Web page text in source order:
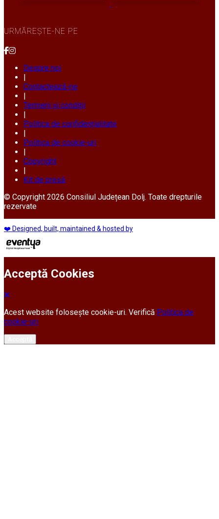
URMĂREȘTE-NE PE
Despre noi
Contactează-ne
Termeni și condiții
Politica de confidențialitate
Politica de cookie-uri
Copyright
Kit de presă
© Copyright 2026 Consiliul Județean Dolj. Toate drepturile
rezervate
❤️ Designed, built, maintained & hosted by
Acceptă Cookies
Acest website folosește cookie-uri. Verifică Politica de
cookie-uri